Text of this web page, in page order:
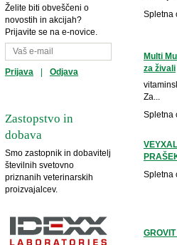
Želite biti obveščeni o
novostih in akcijah?
Prijavite se na e-novice.
Prijava Odjava
Zastopstvo in
dobava
Smo zastopnik in dobavitelj
številnih svetovno
priznanih veterinarskih
proizvajalcev.
Spletna
Multi
za živali
Za...
Spletna
Spletna